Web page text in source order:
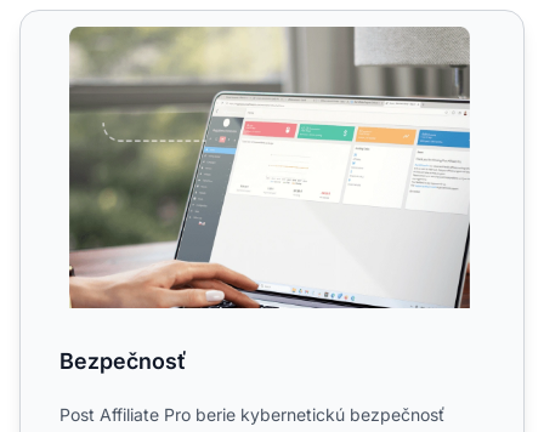
Bezpečnosť
Bezpečnosť
Post Affiliate Pro berie kybernetickú bezpečnosť